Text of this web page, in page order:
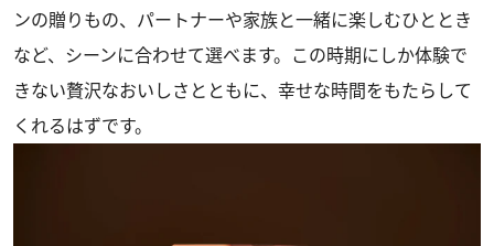
ンの贈りもの、パートナーや家族と一緒に楽しむひととき
など、シーンに合わせて選べます。この時期にしか体験で
きない贅沢なおいしさとともに、幸せな時間をもたらして
くれるはずです。